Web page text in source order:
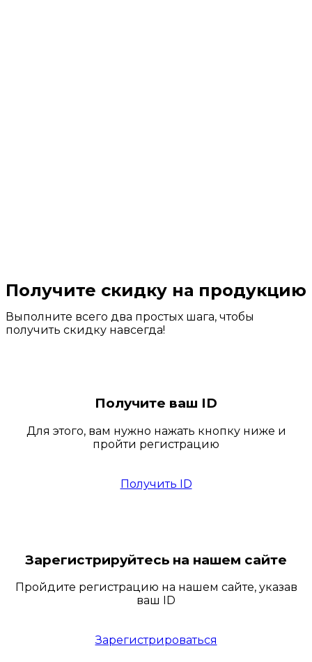
Получите скидку на продукцию
Выполните всего два простых шага, чтобы
получить скидку навсегда!
Получите ваш ID
Для этого, вам нужно нажать кнопку ниже и
пройти регистрацию
Получить ID
Зарегистрируйтесь на нашем сайте
Пройдите регистрацию на нашем сайте, указав
ваш ID
Зарегистрироваться